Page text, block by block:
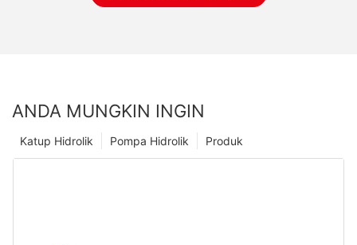
ANDA MUNGKIN INGIN
Produk
Pompa Hidrolik
Katup Hidrolik